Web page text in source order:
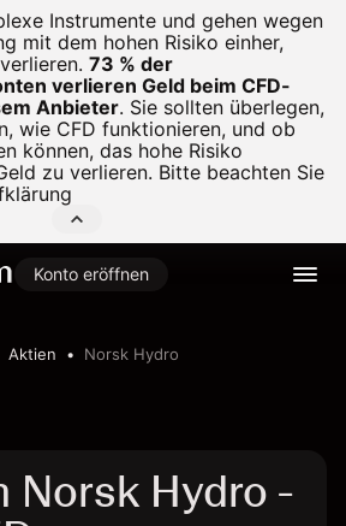
Instrumente und gehen wegen
mit dem hohen Risiko einher,
73 % der
verlieren Geld beim CFD-
Anbieter. Sie sollten überlegen,
wie CFD funktionieren, und ob
können, das hohe Risiko
zu verlieren. Bitte beachten Sie
Konto eröffnen
Aktien Norsk Hydro
Norsk Hydro -